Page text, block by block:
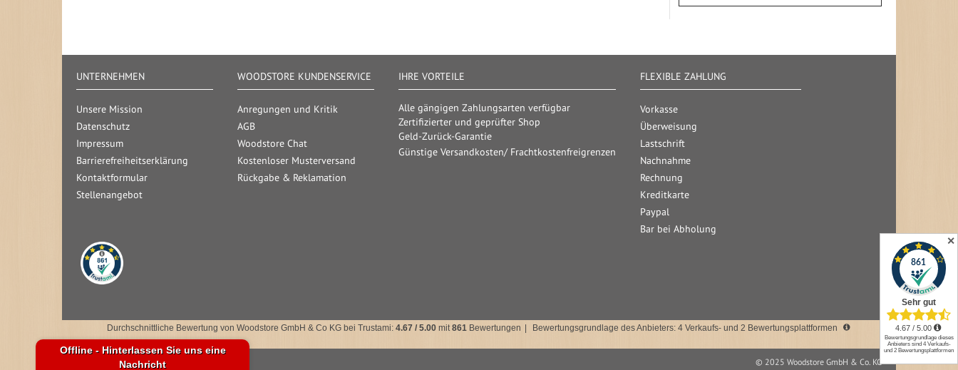
Offline - Hinterlassen Sie uns eine
Nachricht
UNTERNEHMEN
Unsere Mission
Datenschutz
Impressum
Barrierefreiheitserklärung
Kontaktformular
Stellenangebot
WOODSTORE KUNDENSERVICE
Anregungen und Kritik
AGB
Woodstore Chat
Kostenloser Musterversand
Rückgabe & Reklamation
IHRE VORTEILE
Alle gängigen Zahlungsarten verfügbar
Zertifizierter und geprüfter Shop
Geld-Zurück-Garantie
Günstige Versandkosten/ Frachtkostenfreigrenzen
FLEXIBLE ZAHLUNG
Vorkasse
Überweisung
Lastschrift
Nachnahme
Rechnung
Kreditkarte
Paypal
Bar bei Abholung
Durchschnittliche Bewertung von Woodstore GmbH & Co KG bei Trustami: 4.67 / 5.00 mit861 Bewertungen Bewertungsgrundlage des Anbieters: 4 Verkaufs- und 2 Bewertungsplattformen
© 2025 Woodstore GmbH & Co. KG
✕